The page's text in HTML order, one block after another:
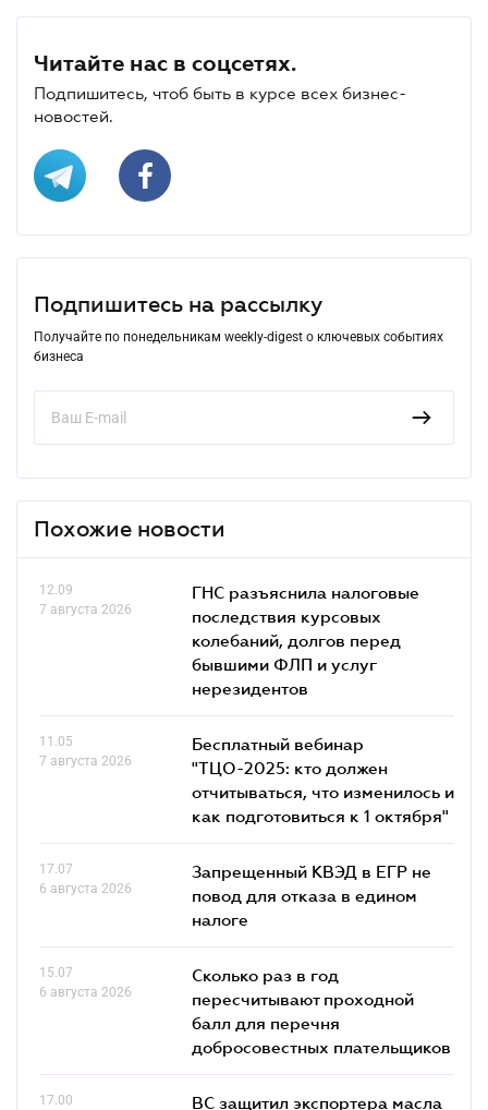
Читайте нас в соцсетях.
Подпишитесь, чтоб быть в курсе всех бизнес-
новостей.
Подпишитесь на рассылку
Получайте по понедельникам weekly-digest о ключевых событиях
бизнеса
Похожие новости
12.09
7 августа 2026
ГНС разъяснила налоговые
последствия курсовых
колебаний, долгов перед
бывшими ФЛП и услуг
нерезидентов
11.05
7 августа 2026
Бесплатный вебинар
"ТЦО-2025: кто должен
отчитываться, что изменилось и
как подготовиться к 1 октября"
17.07
6 августа 2026
Запрещенный КВЭД в ЕГР не
повод для отказа в едином
налоге
15.07
6 августа 2026
Сколько раз в год
пересчитывают проходной
балл для перечня
добросовестных плательщиков
17.00
ВС защитил экспортера масла